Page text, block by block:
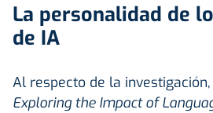
La personalidad de
de IA
Al respecto de la
Exploring the Impact of